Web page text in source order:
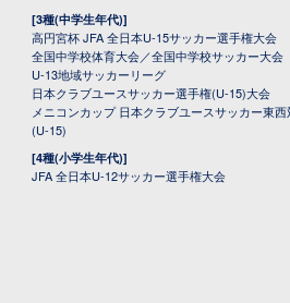
[3種(中学生年代)]
高円宮杯 JFA 全日本U-15サッカー選手権大会
全国中学校体育大会／全国中学校サッカー大会
U-13地域サッカーリーグ
日本クラブユースサッカー選手権(U-15)大会
メニコンカップ 日本クラブユースサッカー東
(U-15)
[4種(小学生年代)]
JFA 全日本U-12サッカー選手権大会